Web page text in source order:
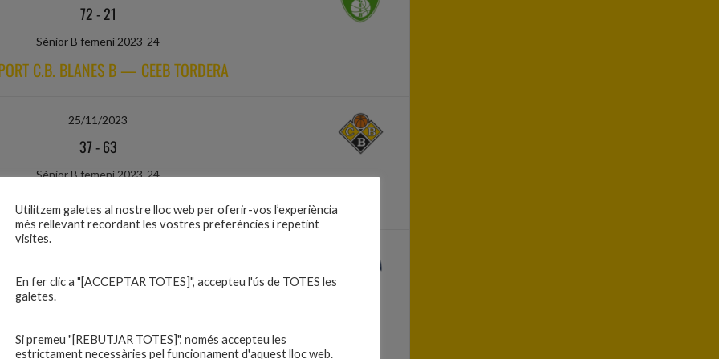
72-21
Sènior B femení 2023-24
C.B. BLANES B — CEEB TORDERA
25/11/2023
37-63
Sènior B femení 2023-24
— INVOPORT C.B. BLANES B
32-53
C.B. BLANES B — AECAM MALGRAT
Utilitzem galetes al nostre lloc web per oferir-vos l’experiència
més rellevant recordant les vostres preferències i repetint
visites.
En fer clic a "[ACCEPTAR TOTES]", accepteu l'ús de TOTES les
galetes.
Si premeu "[REBUTJAR TOTES]", només accepteu les
estrictament necessàries pel funcionament d'aquest lloc web.